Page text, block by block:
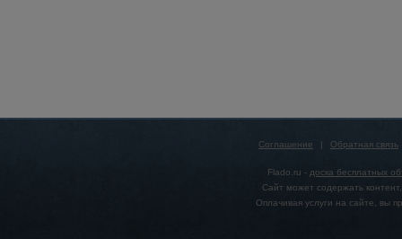
Соглашение | Обратная связь
Flado.ru - доска бесплатных
Сайт может содержать
Оплачивая услуги на сайте, вы